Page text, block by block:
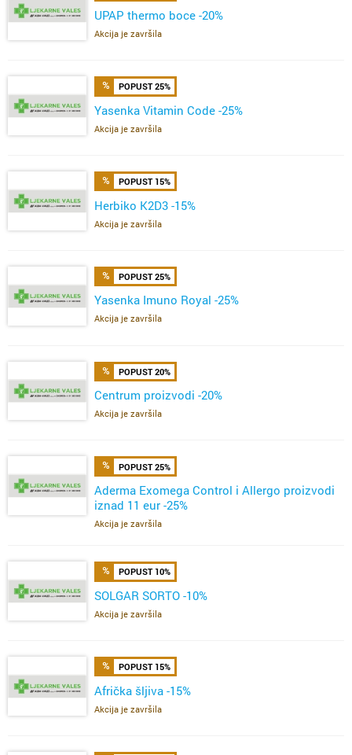
UPAP thermo boce -20%
Akcija je završila
POPUST 25%
Yasenka Vitamin Code -25%
Akcija je završila
POPUST 15%
Herbiko K2D3 -15%
Akcija je završila
POPUST 25%
Yasenka Imuno Royal -25%
Akcija je završila
POPUST 20%
Centrum proizvodi -20%
Akcija je završila
POPUST 25%
Aderma Exomega Control i Allergo proizvodi
iznad 11 eur -25%
Akcija je završila
POPUST 10%
SOLGAR SORTO -10%
Akcija je završila
POPUST 15%
Afrička šljiva -15%
Akcija je završila